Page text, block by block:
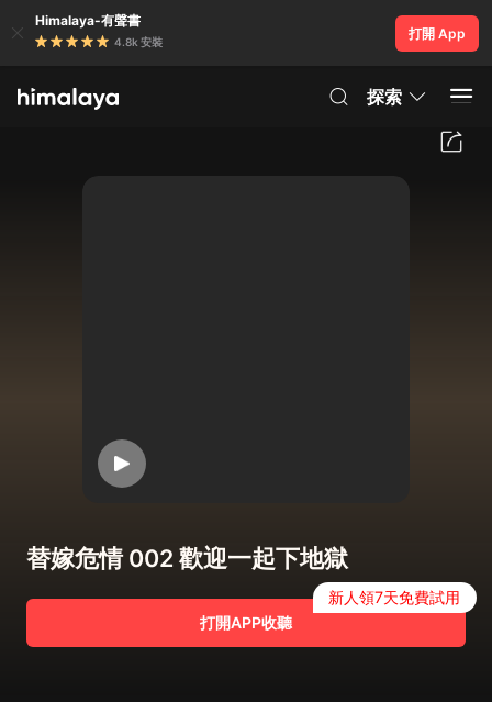
Himalaya-有聲書
4.8k 安裝
打開 App
探索
替嫁危情 002 歡迎一起下地獄
打開APP收聽
新人領7天免費試用